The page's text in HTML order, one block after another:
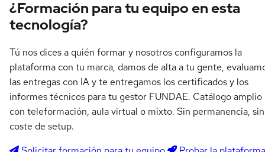
¿Formación para tu equipo en esta
tecnología?
Tú nos dices a quién formar y nosotros configuramos la
plataforma con tu marca, damos de alta a tu gente,
las entregas con IA y te entregamos los certificados y los
informes técnicos para tu gestor FUNDAE. Catálogo amplio
con teleformación, aula virtual o mixto. Sin permanencia, sin
coste de setup.